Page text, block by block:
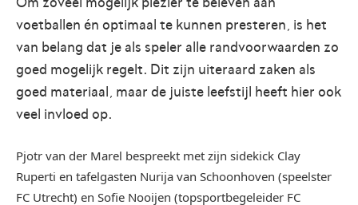
voetballen én optimaal te kunnen presteren, is het
van belang dat je als speler alle randvoorwaarden zo
goed mogelijk regelt. Dit zijn uiteraard zaken als
goed materiaal, maar de juiste leefstijl heeft hier ook
veel invloed op.
Pjotr van der Marel bespreekt met zijn sidekick Clay
Ruperti en tafelgasten Nurija van Schoonhoven (speelster
FC Utrecht) en Sofie Nooijen (topsportbegeleider FC